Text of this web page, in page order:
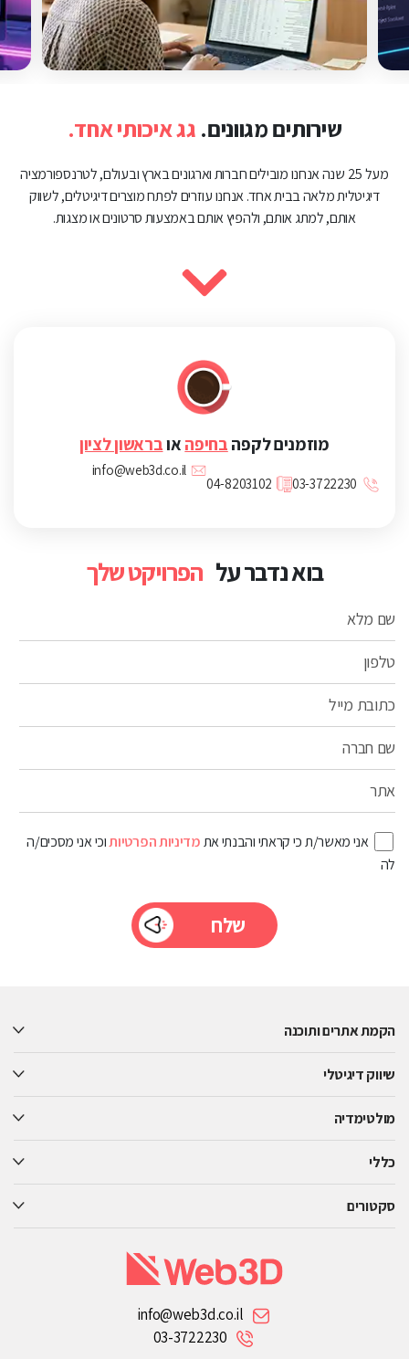
שירותים מגוונים. גג איכותי אחד.
מעל 25 שנה אנחנו מובילים חברות וארגונים בארץ ובעולם, לטרנספורמציה
דיגיטלית מלאה בבית אחד. אנחנו עוזרים לפתח מוצרים דיגיטלים, לשווק
אותם, למתג אותם, ולהפיץ אותם באמצעות סרטונים או מצגות.
בוא נדבר על הפרויקט שלך
שם מלא
טלפון
כתובת מייל
שם חברה
אתר
אני מאשר/ת כי קראתי והבנתי אתמדיניות הפרטיותוכי אני מסכים/ה
לה
field
מוזמנים לקפה בחיפה אובראשון לציון
03-3722230
04-8203102
info@web3d.co.il
הקמת אתרים ותוכנה
שיווק דיגיטלי
מולטימדיה
כללי
סקטורים
info@web3d.co.il
03-3722230